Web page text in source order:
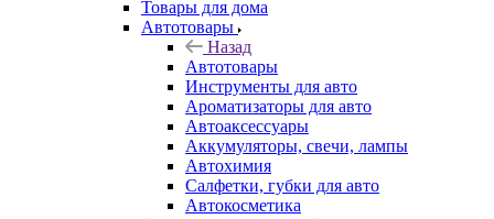
Товары для дома
Автотовары
Назад
Автотовары
Инструменты для авто
Ароматизаторы для авто
Автоаксессуары
Аккумуляторы, свечи, лампы
Автохимия
Салфетки, губки для авто
Автокосметика